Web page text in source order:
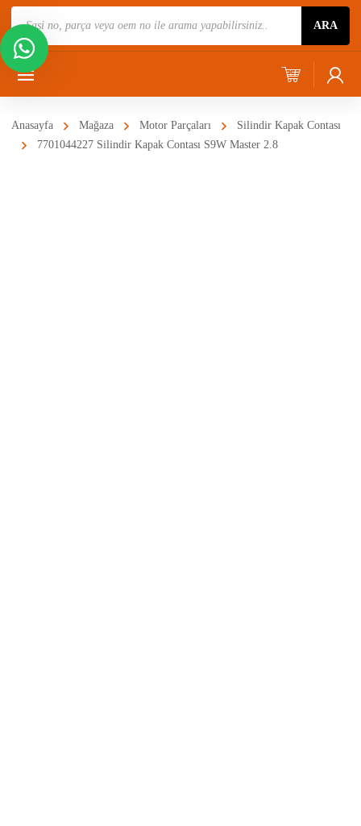
Ara
ARA
Anasayfa Mağaza Motor Parçaları
Silindir Kapak Contası
7701044227 Silindir Kapak Contası S9W Master 2.8